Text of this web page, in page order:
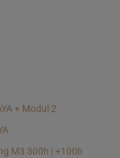
+ Modul 2
M3 300h | +100h